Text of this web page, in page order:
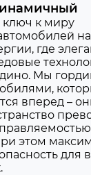
ключ к миру
где
Мы
вперед –
этом
для